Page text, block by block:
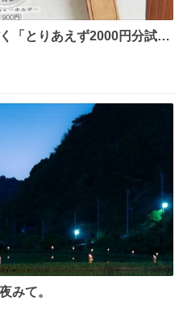
「とりあえず2000円分試し
欲しいの？」 ぼく「えっ
やっぱランダム
！！！！！！！
みて。